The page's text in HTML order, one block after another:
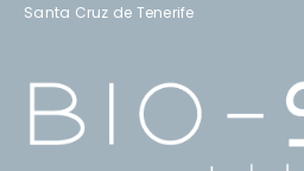
Santa Cruz de Tenerife